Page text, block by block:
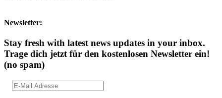
Newsletter:
Stay fresh with latest news updates in your inbox.
Trage dich jetzt für den kostenlosen Newsletter ein!
(no spam)